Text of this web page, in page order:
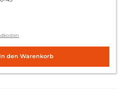
den Warenkorb